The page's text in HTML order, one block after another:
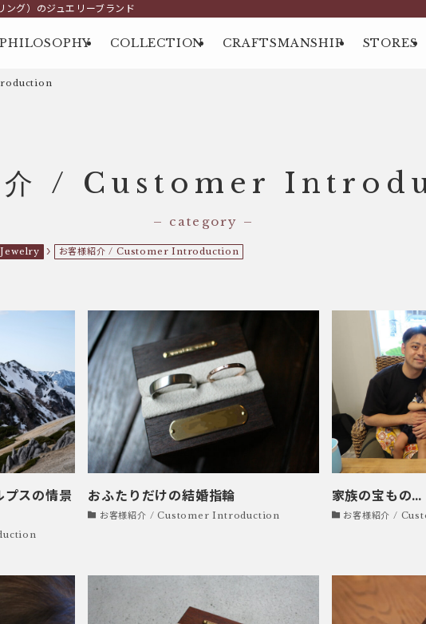
グ）のジュエリーブランド
PHILOSOPHY COLLECTION CRAFTSMANSHIP STORES
介 / Customer
– category –
Jewelry お客様紹介 / Customer Introduction
プスの情景
おふたりだけの結婚指輪
お客様紹介 / Customer Introduction
家族の宝もの…
お客様紹介 /